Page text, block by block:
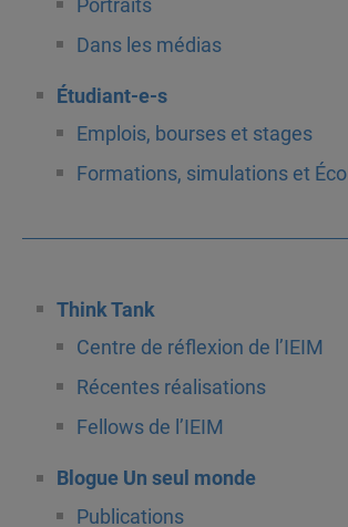
Portraits
Dans les médias
Étudiant-e-s
Emplois, bourses et stages
Formations, simulations et
Think Tank
Centre de réflexion de l’IEIM
Récentes réalisations
Fellows de l’IEIM
Blogue Un seul monde
Publications